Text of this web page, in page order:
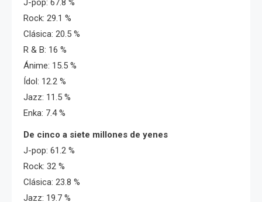
J-pop: 67.8 %
Rock: 29.1 %
Clásica: 20.5 %
R & B: 16 %
Ánime: 15.5 %
Ídol: 12.2 %
Jazz: 11.5 %
Enka: 7.4 %
De cinco a siete millones de yenes
J-pop: 61.2 %
Rock: 32 %
Clásica: 23.8 %
Jazz: 19.7 %